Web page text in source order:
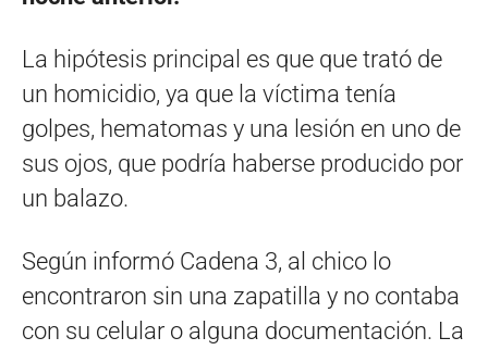
La hipótesis principal es que que trató de
un homicidio, ya que la víctima tenía
golpes, hematomas y una lesión en uno de
sus ojos, que podría haberse producido por
un balazo.
Según informó Cadena 3, al chico lo
encontraron sin una zapatilla y no contaba
con su celular o alguna documentación. La